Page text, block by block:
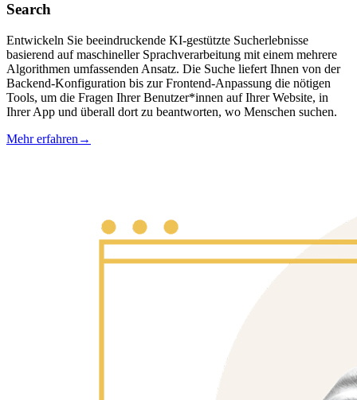
Search
Entwickeln Sie beeindruckende KI-gestützte Sucherlebnisse
basierend auf maschineller Sprachverarbeitung mit einem mehrere
Algorithmen umfassenden Ansatz. Die Suche liefert Ihnen von der
Backend-Konfiguration bis zur Frontend-Anpassung die nötigen
Tools, um die Fragen Ihrer Benutzer*innen auf Ihrer Website, in
Ihrer App und überall dort zu beantworten, wo Menschen suchen.
Mehr erfahren →